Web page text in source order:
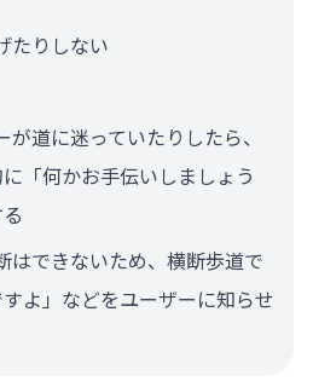
たりしない
道に迷っていたりしたら、
「何かお手伝いしましょう
はできないため、横断歩道で
よ」などをユーザーに知らせ